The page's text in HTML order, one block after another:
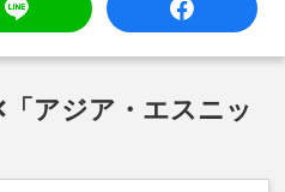
「アジア・エスニッ